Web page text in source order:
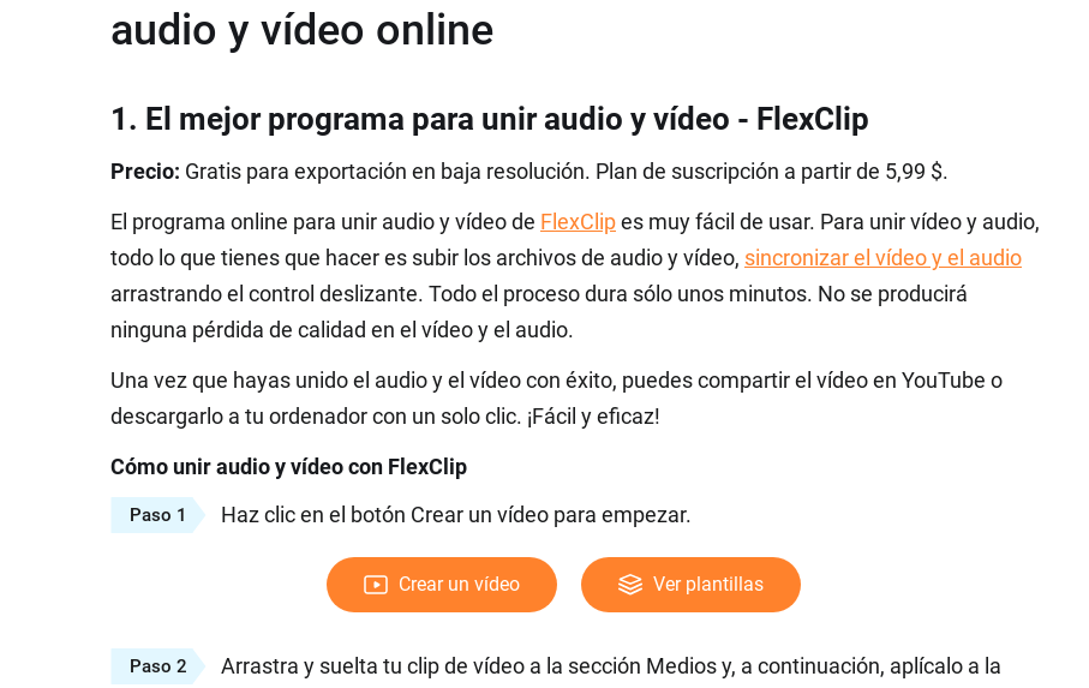
audio y vídeo online
1. El mejor programa para unir audio y vídeo - FlexClip
Precio: Gratis para exportación en baja resolución. Plan de suscripción a partir de 5,99 $.
El programa online para unir audio y vídeo de FlexClipes muy fácil de usar. Para unir vídeo y audio,
todo lo que tienes que hacer es subir los archivos de audio y vídeo, sincronizar el vídeo y el audio
arrastrando el control deslizante. Todo el proceso dura sólo unos minutos. No se producirá
ninguna pérdida de calidad en el vídeo y el audio.
Una vez que hayas unido el audio y el vídeo con éxito, puedes compartir el vídeo en YouTube o
descargarlo a tu ordenador con un solo clic. ¡Fácil y eficaz!
Cómo unir audio y vídeo con FlexClip
Paso 1 Haz clic en el botón Crear un vídeo para empezar.
Crear un vídeo Ver plantillas
Paso 2
Arrastra y suelta tu clip de vídeo a la sección Medios y, a continuación, aplícalo a la